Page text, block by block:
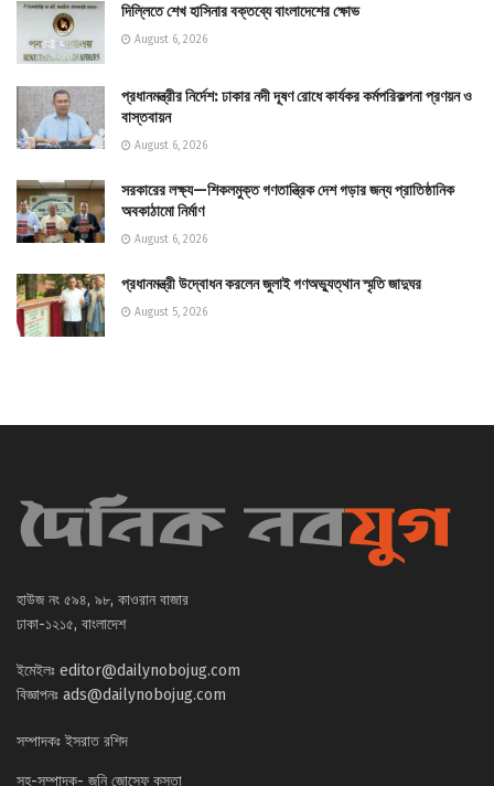
দিল্লিতে শেখ হাসিনার বক্তব্যে বাংলাদেশের ক্ষোভ
August 6, 2026
প্রধানমন্ত্রীর নির্দেশ: ঢাকার নদী দূষণ রোধে কার্যকর কর্মপরিকল্পনা প্রণয়ন ও
বাস্তবায়ন
August 6, 2026
সরকারের লক্ষ্য—শিকলমুক্ত গণতান্ত্রিক দেশ গড়ার জন্য প্রাতিষ্ঠানিক
অবকাঠামো নির্মাণ
August 6, 2026
প্রধানমন্ত্রী উদ্বোধন করলেন জুলাই গণঅভ্যুত্থান স্মৃতি জাদুঘর
August 5, 2026
হাউজ নং ৫৯৪, ৯৮, কাওরান বাজার
ঢাকা-১২১৫, বাংলাদেশ
ইমেইলঃ editor@dailynobojug.com
বিজ্ঞাপনঃ ads@dailynobojug.com
সম্পাদকঃ ইসরাত রশিদ
সহ-সম্পাদক- জনি জোসেফ কস্তা